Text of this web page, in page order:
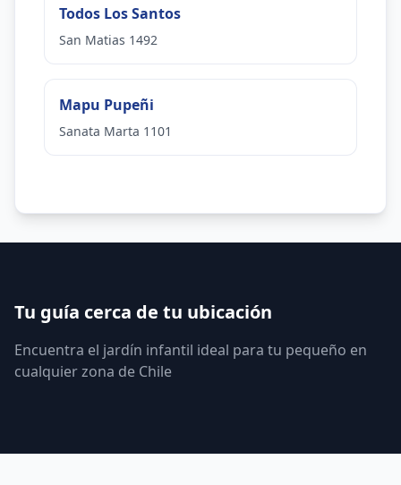
Todos Los Santos
San Matias 1492
Mapu Pupeñi
Sanata Marta 1101
Tu guía cerca de tu ubicación
Encuentra el jardín infantil ideal para tu pequeño en
cualquier zona de Chile